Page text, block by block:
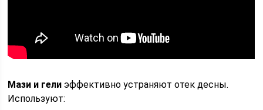
Мази и гели эффективно устраняют отек десны.
Используют: